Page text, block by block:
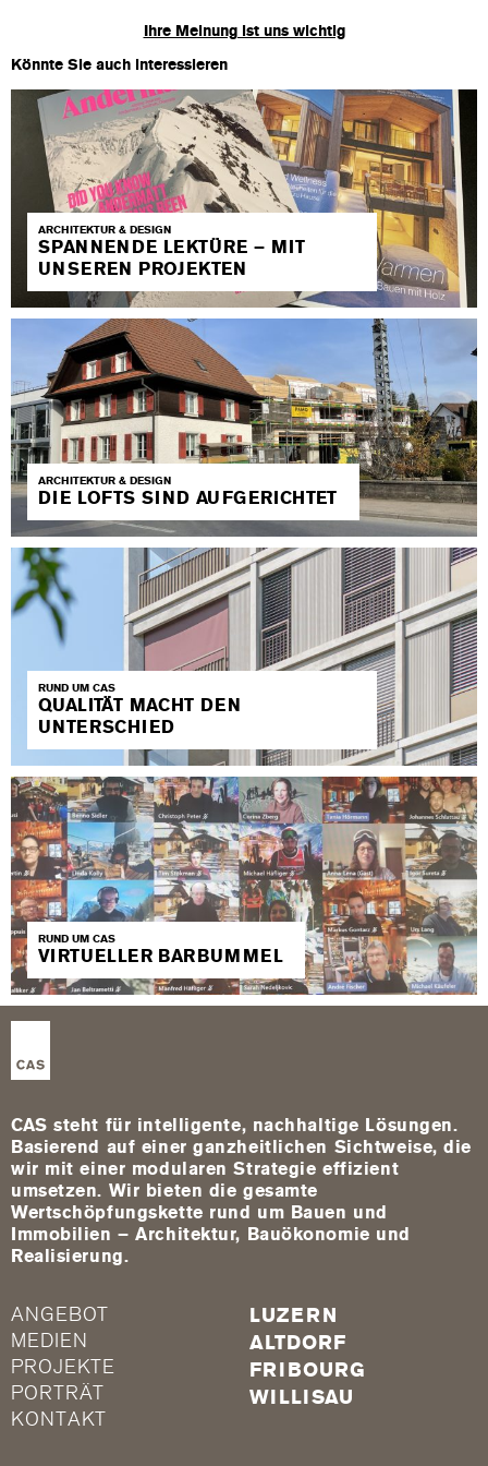
Ihre Meinung ist uns wichtig
Könnte Sie auch interessieren
ARCHITEKTUR & DESIGN
SPANNENDE LEKTÜRE – MIT
UNSEREN PROJEKTEN
ARCHITEKTUR & DESIGN
DIE LOFTS SIND AUFGERICHTET
RUND UM CAS
QUALITÄT MACHT DEN
UNTERSCHIED
RUND UM CAS
VIRTUELLER BARBUMMEL
CAS steht für intelligente, nachhaltige Lösungen.
Basierend auf einer ganzheitlichen Sichtweise, die
wir mit einer modularen Strategie effizient
umsetzen. Wir bieten die gesamte
Wertschöpfungskette rund um Bauen und
Immobilien – Architektur, Bauökonomie und
Realisierung.
ANGEBOT
MEDIEN
PROJEKTE
PORTRÄT
KONTAKT
LUZERN
ALTDORF
FRIBOURG
WILLISAU